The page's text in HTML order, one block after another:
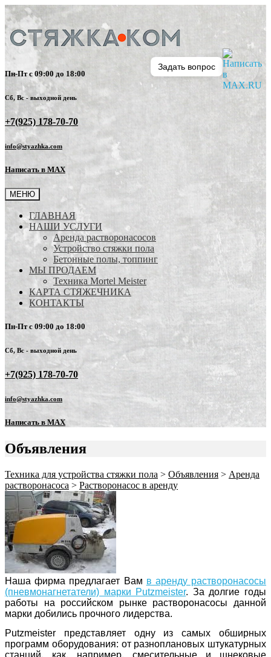
Пн-Пт с 09:00 до 18:00
Сб, Вс - выходной день
+7(925) 178-70-70
info@styazhka.com
Написать в MAX
МЕНЮ
ГЛАВНАЯ
НАШИ УСЛУГИ
Аренда растворонасосов
Устройство стяжки пола
Бетонные полы, топпинг
МЫ ПРОДАЕМ
Техника Mortel Meister
КАРТА СТЯЖЕЧНИКА
КОНТАКТЫ
Пн-Пт с 09:00 до 18:00
Сб, Вс - выходной день
+7(925) 178-70-70
info@styazhka.com
Написать в MAX
Объявления
Техника для устройства стяжки пола > Объявления > Аренда
растворонасоса > Растворонасос в аренду
Наша фирма предлагает Вам в аренду растворонасосы
(пневмонагнетатели) марки Putzmeister. За долгие годы
работы на российском рынке растворонасосы данной
марки добились прочного лидерства.
Putzmeister представляет одну из самых обширных
программ оборудования: от разноплановых штукатурных
станций, как, например, смесительные и шнековые
Задать вопрос